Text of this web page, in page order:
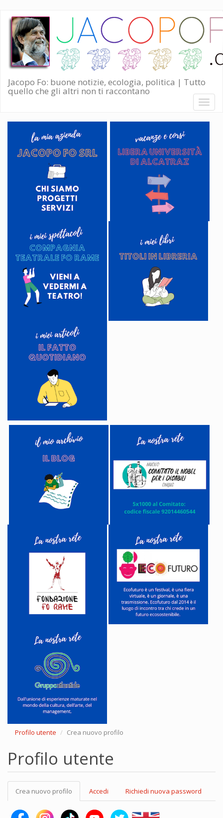
Salta
contenuto
principale
Jacopo Fo: buone notizie, ecologia, politica | Tutto
quello che gli altri non ti raccontano
Toggle
Profilo utente Crea nuovo profilo
Profilo utente
Schede
primarie
Crea nuovo profilo (scheda
attiva)
Accedi Richiedi nuova password